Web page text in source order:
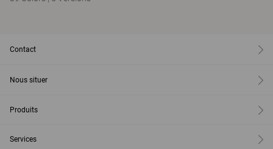
Contact
Nous situer
Produits
Services